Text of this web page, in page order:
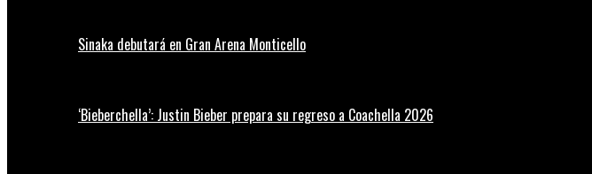
Sinaka debutará en Gran Arena Monticello
‘Bieberchella’: Justin Bieber prepara su regreso a Coachella 2026